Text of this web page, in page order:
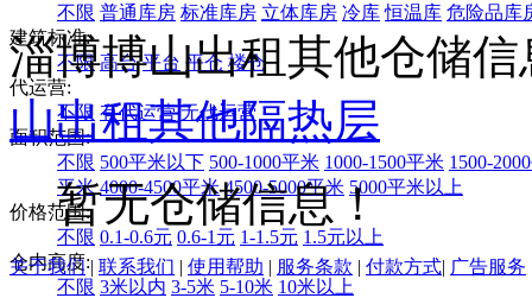
不限 普通库房 标准库房 立体库房 冷库 恒温库 危险品库
建筑标准:
不限 高台 平台 平仓 楼仓
代运营:
不限 有代运营 无代运营
面积范围:
不限 500平米以下 500-1000平米 1000-1500平米 1500-
平米 4000-4500平米 4500-5000平米 5000平米以上
价格范围:
不限 0.1-0.6元 0.6-1元 1-1.5元 1.5元以上
仓内高度:
不限 3米以内 3-5米 5-10米 10米以上
淄博博山出租其他仓储信
山出租其他隔热层
暂无仓储信息！
关于我们| 联系我们 | 使用帮助 | 服务条款 | 付款方式| 广告服务